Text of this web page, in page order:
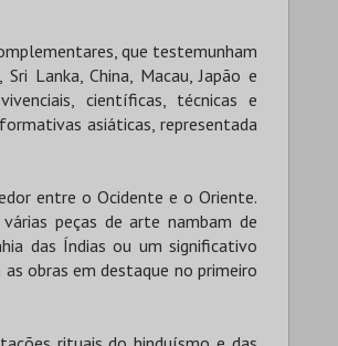
que testemunham
Lanka, China, Macau, Japão e
científicas, técnicas e
asiáticas, representada
entre o Ocidente e o Oriente.
peças de arte nambam de
das Índias ou um significativo
obras em destaque no primeiro